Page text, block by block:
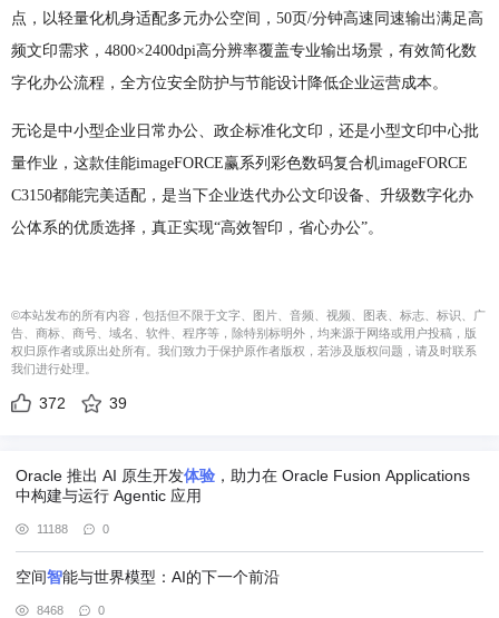
点，以轻量化机身适配多元办公空间，50页/分钟高速同速输出满足高
频文印需求，4800×2400dpi高分辨率覆盖专业输出场景，有效简化数
字化办公流程，全方位安全防护与节能设计降低企业运营成本。
无论是中小型企业日常办公、政企标准化文印，还是小型文印中心批
量作业，这款佳能imageFORCE赢系列彩色数码复合机imageFORCE
C3150都能完美适配，是当下企业迭代办公文印设备、升级数字化办
公体系的优质选择，真正实现“高效智印，省心办公”。
©本站发布的所有内容，包括但不限于文字、图片、音频、视频、图表、标志、标识、广
告、商标、商号、域名、软件、程序等，除特别标明外，均来源于网络或用户投稿，版
权归原作者或原出处所有。我们致力于保护原作者版权，若涉及版权问题，请及时联系
我们进行处理。
372 39
Oracle 推出 AI 原生开发体验 ，助力在 Oracle Fusion Applications
中构建与运行 Agentic 应用
11188 0
空间智能与世界模型：AI的下一个前沿
8468 0